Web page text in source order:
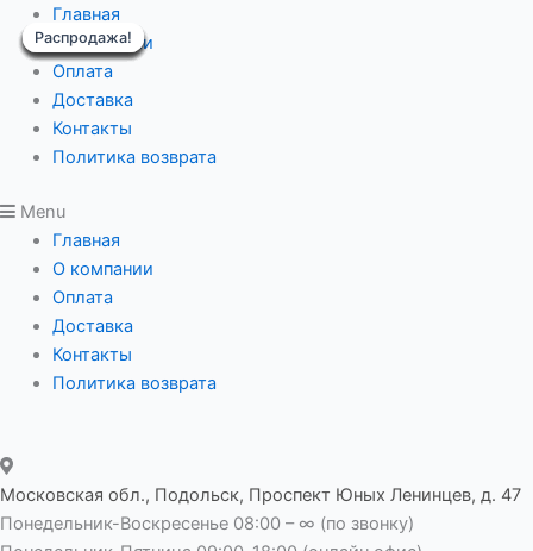
Перейти
содержимому
Главная
О компании
Оплата
Доставка
Контакты
Политика возврата
Menu
Главная
О компании
Оплата
Доставка
Контакты
Политика возврата
Московская обл., Подольск, Проспект Юных Ленинцев, д. 47
Понедельник-Воскресенье 08:00 – ∞ (по звонку)
Распродажа!
Редуктор
червячный
IRWD
025
i-
60
вх/
вых
9/11
фланец
B
14
80мм
Распродажа!
Распродажа!
Распродажа!
Распродажа!
Распродажа!
Распродажа!
Распродажа!
Распродажа!